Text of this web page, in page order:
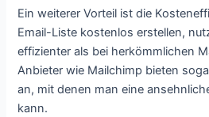
Ein weiterer Vorteil ist die
Email-Liste kostenlos erstellen,
effizienter als bei herkömmlichen
Anbieter wie Mailchimp bieten
an, mit denen man eine
kann.